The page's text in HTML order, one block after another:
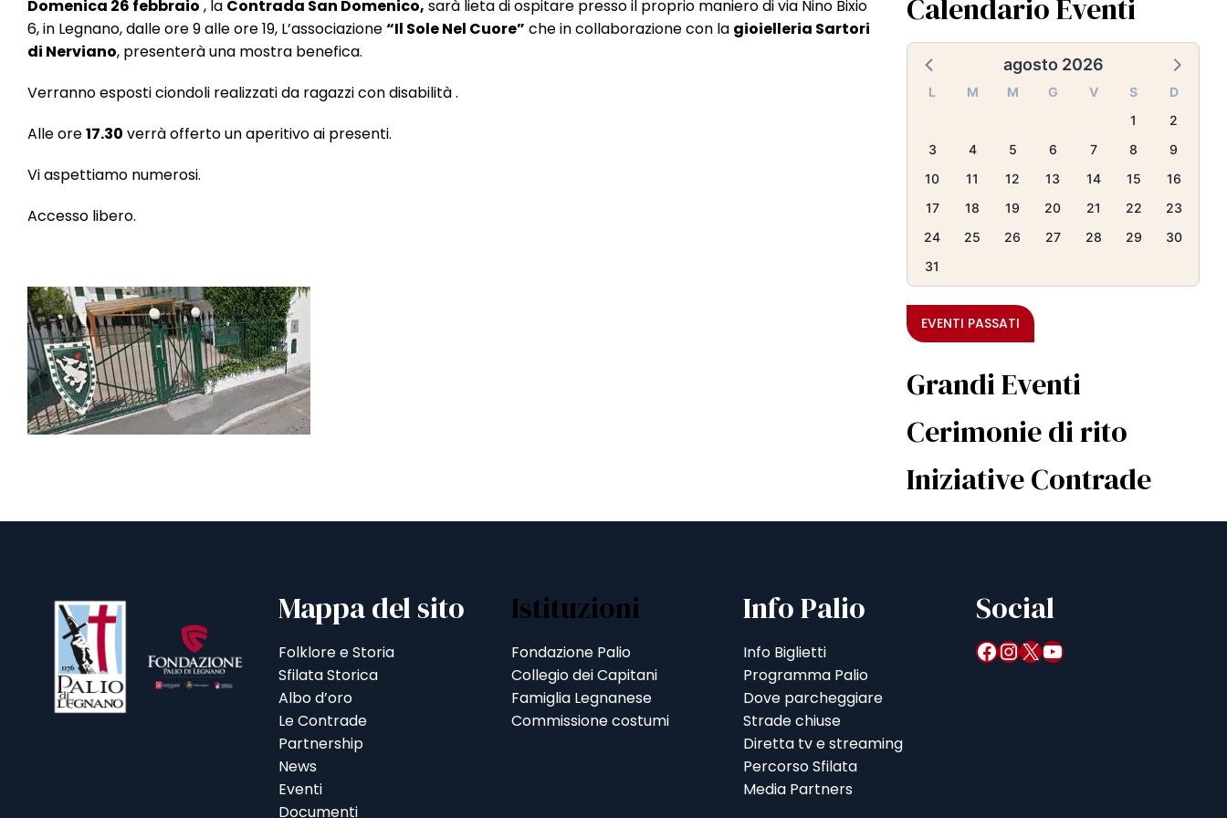
Domenica 26 febbraio , la Contrada San Domenico, sarà lieta di ospitare presso il proprio maniero di via Nino Bixio
6, in Legnano, dalle ore 9 alle ore 19, L’associazione“Il Sole Nel Cuore” che in collaborazione con la gioielleria Sartori
di Nerviano, presenterà una mostra benefica.
Verranno esposti ciondoli realizzati da ragazzi con disabilità .
Alle ore17.30 verrà offerto un aperitivo ai presenti.
Vi aspettiamo numerosi.
Accesso libero.
Calendario Eventi
agosto 2026
L M M G V S
D
1
2
3
4 5 6 7 8
9
10
11 12 13 14 15
16
17
18 19 20 21 22
23
24
25 26 27 28 29
30
31
EVENTI PASSATI
Grandi Eventi
Cerimonie di rito
Iniziative Contrade
Mappa del sito
Folklore e Storia
Sfilata Storica
Albo d’oro
Le Contrade
Partnership
News
Eventi
Documenti
Istituzioni
Fondazione Palio
Collegio dei Capitani
Famiglia Legnanese
Commissione costumi
Info Palio
Info Biglietti
Programma Palio
Dove parcheggiare
Strade chiuse
Diretta tv e streaming
Percorso Sfilata
Media Partners
Social
Facebook InstagramX YouTube